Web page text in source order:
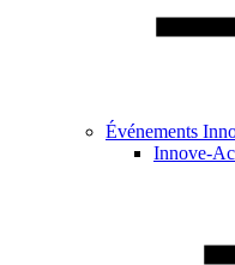
Événements
Innove-